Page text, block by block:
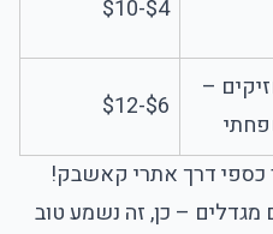
$4-$10
–
$6-$12
כספי דרך אתרי קאשבק!
מגדלים – כן, זה נשמע טוב